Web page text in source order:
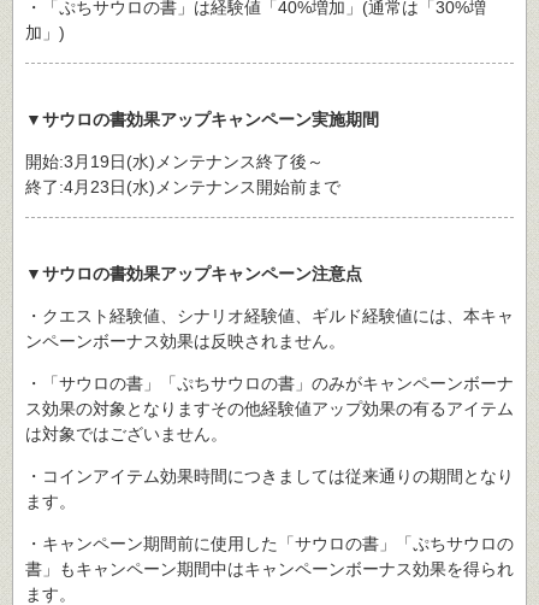
・「ぷちサウロの書」は経験値「40%増加」(通常は「30%増
加」)
▼サウロの書効果アップキャンペーン実施期間
開始:3月19日(水)メンテナンス終了後～
終了:4月23日(水)メンテナンス開始前まで
▼サウロの書効果アップキャンペーン注意点
・クエスト経験値、シナリオ経験値、ギルド経験値には、本キャ
ンペーンボーナス効果は反映されません。
・「サウロの書」「ぷちサウロの書」のみがキャンペーンボーナ
ス効果の対象となりますその他経験値アップ効果の有るアイテム
は対象ではございません。
・コインアイテム効果時間につきましては従来通りの期間となり
ます。
・キャンペーン期間前に使用した「サウロの書」「ぷちサウロの
書」もキャンペーン期間中はキャンペーンボーナス効果を得られ
ます。